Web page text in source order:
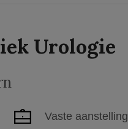
Urologie
Vaste aanstelling